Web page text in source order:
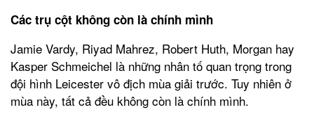
Các trụ cột không còn là chính mình
Jamie Vardy, Riyad Mahrez, Robert Huth, Morgan hay
Kasper Schmeichel là những nhân tố quan trọng trong
đội hình Leicester vô địch mùa giải trước. Tuy nhiên ở
mùa này, tất cả đều không còn là chính mình.